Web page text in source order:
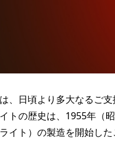
、日頃より多大なるご
トの歴史は、1955年（
ライト）の製造を開始した